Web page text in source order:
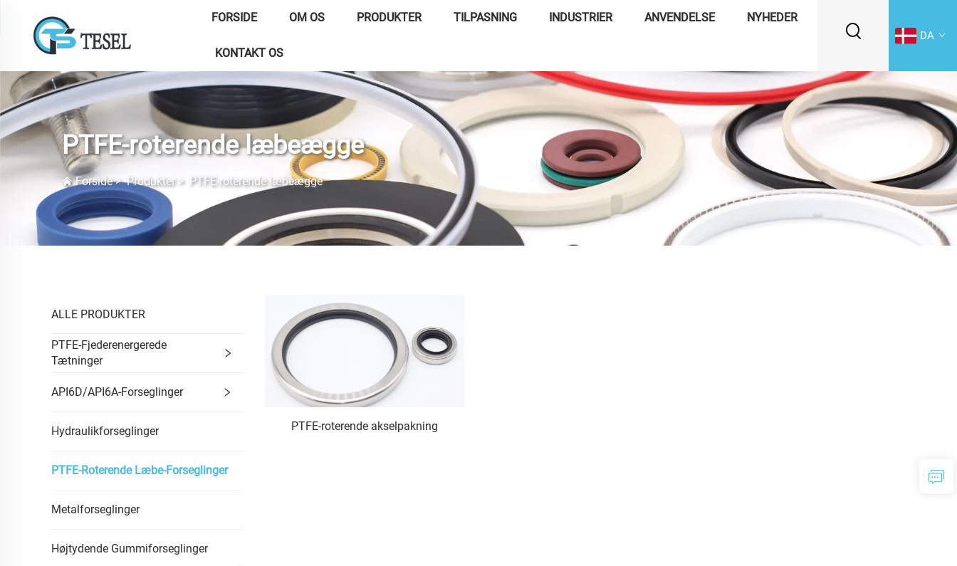
FORSIDE OM OS PRODUKTER TILPASNING INDUSTRIER ANVENDELSE NYHEDER
KONTAKT OS
DA
PTFE-roterende læbeægge
Forside>Produkter> PTFE-roterende læbeægge
ALLE PRODUKTER
PTFE-Fjederenergerede
Tætninger
API6D/API6A-Forseglinger
Hydraulikforseglinger
PTFE-Roterende Læbe-Forseglinger
Metalforseglinger
Højtydende Gummiforseglinger
PTFE-roterende akselpakning